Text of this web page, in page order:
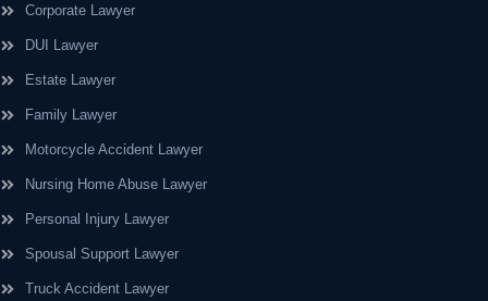
Corporate Lawyer
DUI Lawyer
Estate Lawyer
Family Lawyer
Motorcycle Accident Lawyer
Nursing Home Abuse Lawyer
Personal Injury Lawyer
Spousal Support Lawyer
Truck Accident Lawyer